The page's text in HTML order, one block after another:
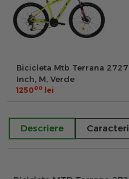
Bicicleta Mtb Terrana
Inch, M, Verde
125000 lei
Descriere